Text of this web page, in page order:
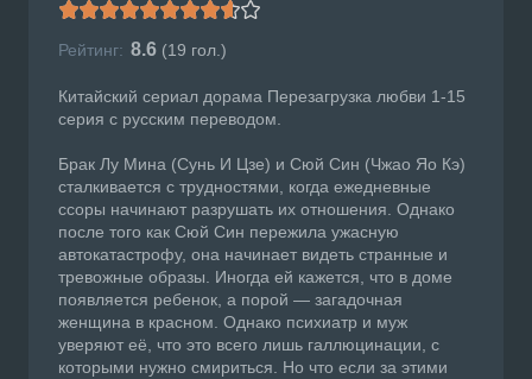
Рейтинг: 8.6 (19 гол.)
Китайский сериал дорама Перезагрузка любви 1-15
серия с русским переводом.
Брак Лу Мина (Сунь И Цзе) и Сюй Син (Чжао Яо Кэ)
сталкивается с трудностями, когда ежедневные
ссоры начинают разрушать их отношения. Однако
после того как Сюй Син пережила ужасную
автокатастрофу, она начинает видеть странные и
тревожные образы. Иногда ей кажется, что в доме
появляется ребенок, а порой — загадочная
женщина в красном. Однако психиатр и муж
уверяют её, что это всего лишь галлюцинации, с
которыми нужно смириться. Но что если за этими